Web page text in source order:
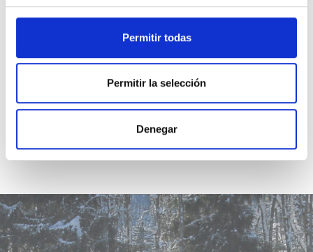
Permitir todas
Permitir la selección
Denegar
creado por la Santidad Misma, y puedo conocer
mi Fuente porque Tu Voluntad es que se Te